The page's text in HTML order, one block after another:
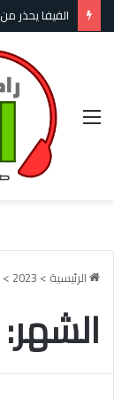
القائمة
الرئيسية >
2023
>
الشهر: